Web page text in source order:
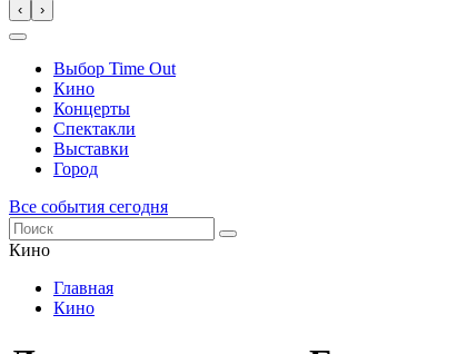
‹ ›
Выбор Time Out
Кино
Концерты
Спектакли
Выставки
Город
Все события сегодня
Кино
Главная
Кино